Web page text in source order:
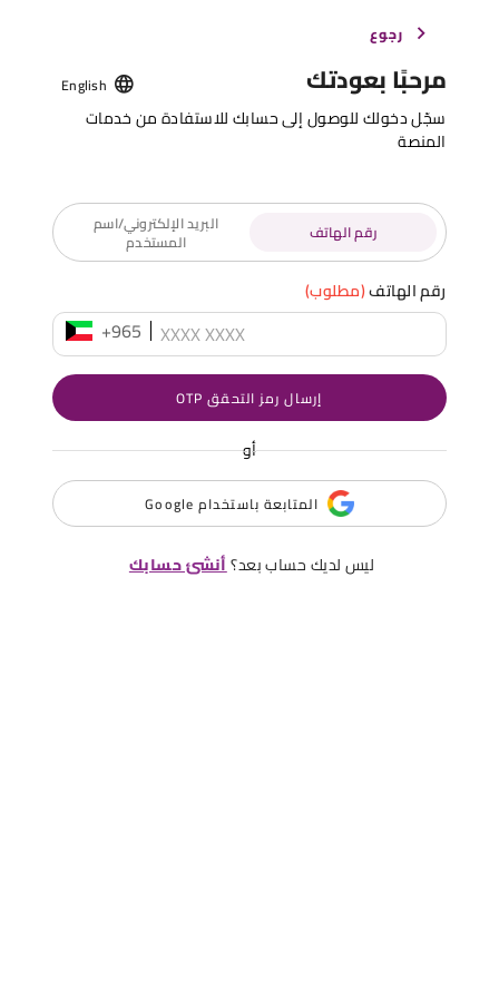
رجوع
مرحبًا بعودتك English
سجّل دخولك للوصول إلى حسابك للاستفادة من خدمات
المنصة
رقم الهاتف البريد الإلكتروني/اسم
المستخدم
رقم الهاتف(مطلوب)
+965
إرسال رمز التحقق OTP
أو
المتابعة باستخدام Google
ليس لديك حساب بعد؟أنشئ حسابك